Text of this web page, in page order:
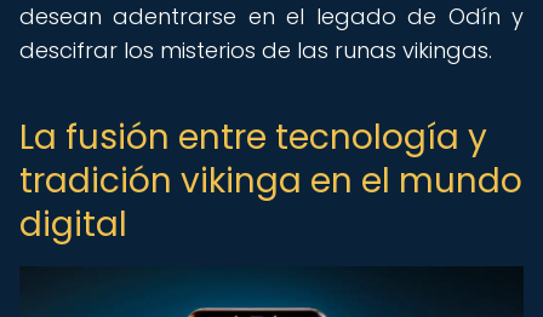
desean adentrarse en el legado de Odín y
descifrar los misterios de las runas vikingas.
La fusión entre tecnología y
tradición vikinga en el mundo
digital